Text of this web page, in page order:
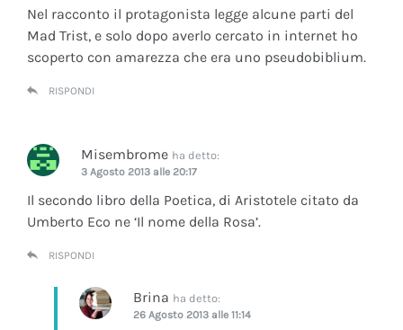
Nel racconto il protagonista legge alcune parti del
Mad Trist, e solo dopo averlo cercato in internet ho
scoperto con amarezza che era uno pseudobiblium.
RISPONDI
Misembrome ha detto:
3 Agosto 2013 alle 20:17
Il secondo libro della Poetica, di Aristotele citato da
Umberto Eco ne ‘Il nome della Rosa’.
RISPONDI
Brina ha detto:
26 Agosto 2013 alle 11:14